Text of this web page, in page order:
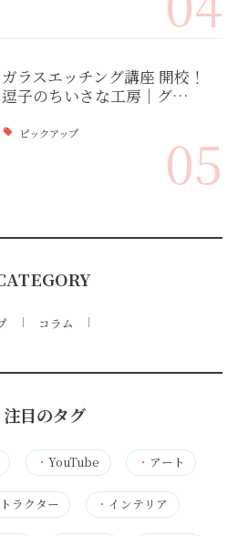
ガラスエッチング講座 開校！
逗子のちいさな工房｜グ…
ピックアップ 05
コラム
注目のタグ
・YouTube ・ アート
ラクター ・ インテリア